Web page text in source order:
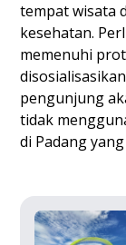
tempat wisata
kesehatan.
memenuhi
pengunjung
tidak
di Padang